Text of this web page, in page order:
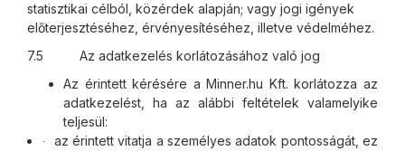
statisztikai célból, közérdek alapján; vagy jogi igények
előterjesztéséhez, érvényesítéséhez, illetve védelméhez.
7.5 Az adatkezelés korlátozásához való jog
Az érintett kérésére a Minner.hu Kft. korlátozza az
adatkezelést, ha az alábbi feltételek valamelyike
teljesül:
· az érintett vitatja a személyes adatok pontosságát, ez